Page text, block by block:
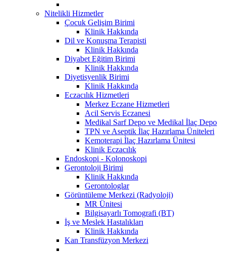
Nitelikli Hizmetler
Çocuk Gelişim Birimi
Klinik Hakkında
Dil ve Konuşma Terapisti
Klinik Hakkında
Diyabet Eğitim Birimi
Klinik Hakkında
Diyetisyenlik Birimi
Klinik Hakkında
Eczacılık Hizmetleri
Merkez Eczane Hizmetleri
Acil Servis Eczanesi
Medikal Sarf Depo ve Medikal İlaç Depo
TPN ve Aseptik İlaç Hazırlama Üniteleri
Kemoterapi İlaç Hazırlama Ünitesi
Klinik Eczacılık
Endoskopi - Kolonoskopi
Gerontoloji Birimi
Klinik Hakkında
Gerontologlar
Görüntüleme Merkezi (Radyoloji)
MR Ünitesi
Bilgisayarlı Tomografi (BT)
İş ve Meslek Hastalıkları
Klinik Hakkında
Kan Transfüzyon Merkezi